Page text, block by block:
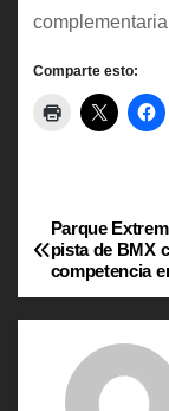
Comparte esto:
N
a
Parque
pista de BMX
competencia